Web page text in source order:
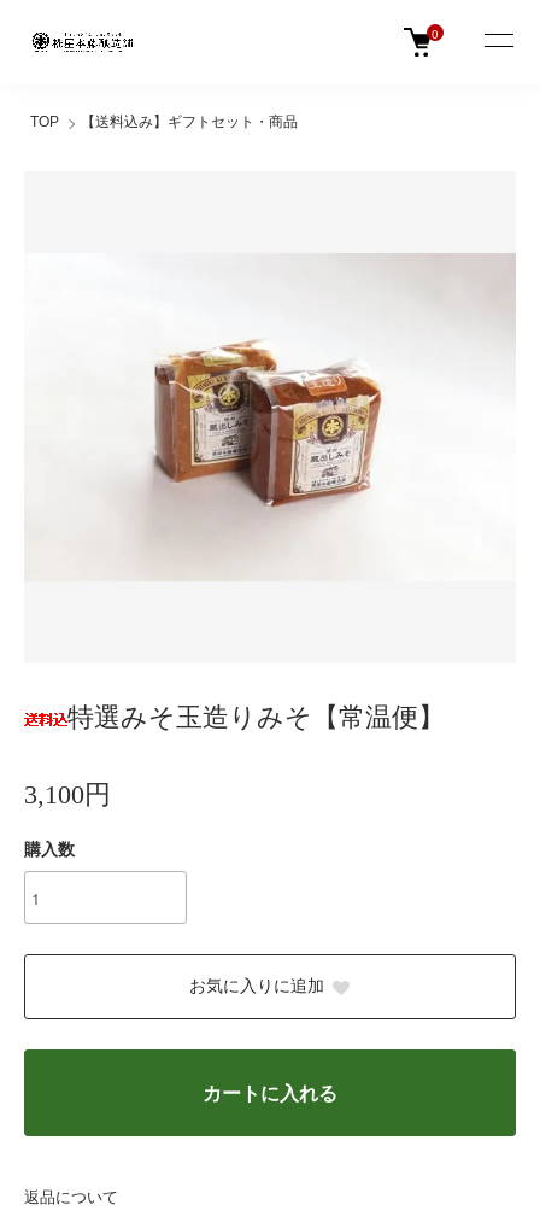
0
TOP 【送料込み】ギフトセット・商品
特選みそ玉造りみそ【常温便】
3,100円
購入数
お気に入りに追加
カートに入れる
返品について